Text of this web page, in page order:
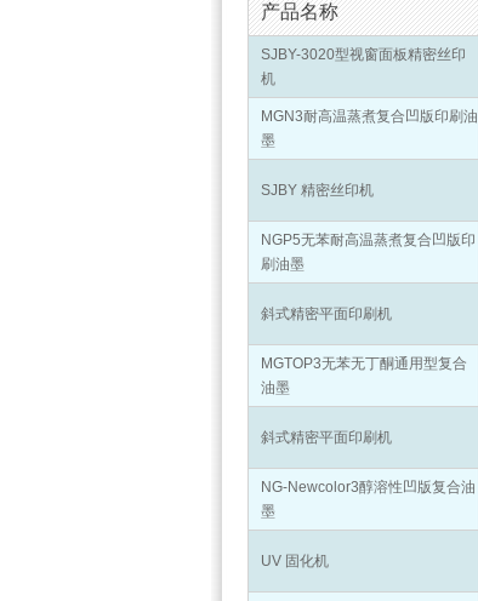
产品名称
SJBY-3020型视窗面板精密丝印
机
MGN3耐高温蒸煮复合凹版印刷油
墨
SJBY 精密丝印机
NGP5无苯耐高温蒸煮复合凹版印
刷油墨
斜式精密平面印刷机
MGTOP3无苯无丁酮通用型复合
油墨
斜式精密平面印刷机
NG-Newcolor3醇溶性凹版复合油
墨
UV 固化机